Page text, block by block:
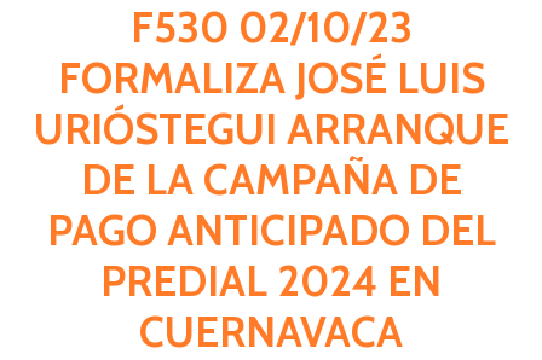
F530 02/10/23
FORMALIZA JOSÉ LUIS
URIÓSTEGUI ARRANQUE
DE LA CAMPAÑA DE
PAGO ANTICIPADO DEL
PREDIAL 2024 EN
CUERNAVACA